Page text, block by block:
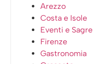
Arezzo
Costa e Isole
Eventi e Sagre
Firenze
Gastronomia